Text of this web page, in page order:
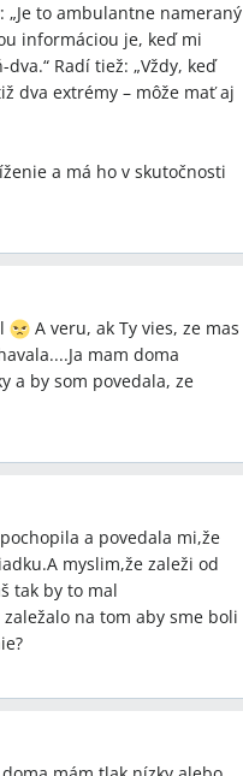
to ambulantne nameraný
informáciou je, keď mi
Radí tiež: „Vždy, keď
dva extrémy – môže mať aj
a má ho v skutočnosti
A veru, ak Ty vies, ze mas
mam doma
a by som povedala, ze
a povedala mi,že
myslim,že zaleži od
tak by to mal
na tom aby sme boli